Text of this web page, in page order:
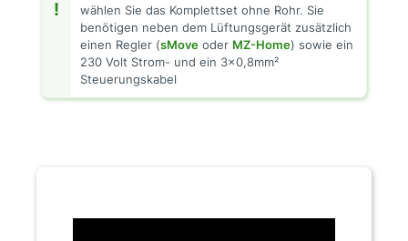
!
wählen Sie das Komplettset ohne Rohr. Sie
benötigen neben dem Lüftungsgerät zusätzlich
einen Regler (sMove oder MZ-Home) sowie ein
230 Volt Strom- und ein 3x0,8mm²
Steuerungskabel